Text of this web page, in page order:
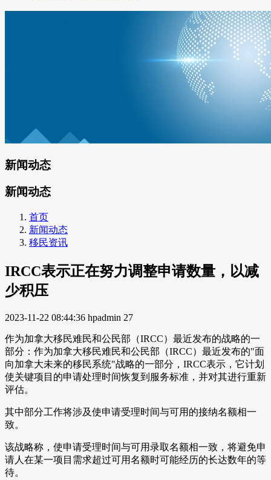
新闻动态
新闻动态
首页
新闻动态
移民资讯
IRCC表示正在努力调整申请数量，以减
少积压
2023-11-22 08:44:36 hpadmin 27
作为加拿大移民难民和公民部（IRCC）最近发布的战略的一
部分：作为加拿大移民难民和公民部（IRCC）最近发布的"面
向加拿大未来的移民系统"战略的一部分，IRCC表示，它计划
使关键项目的申请处理时间恢复到服务标准，并对其进行重新
评估。
其中部分工作将涉及使申请受理时间与可用的接纳名额相一
致。
该战略称，使申请受理时间与可用录取名额相一致，将避免申
请人在某一项目需求超过可用名额时可能经历的长达数年的等
待。